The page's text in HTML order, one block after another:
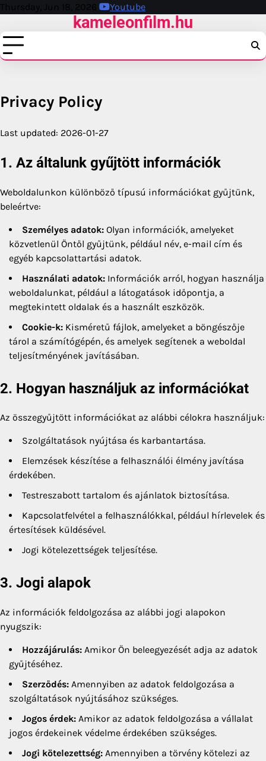
Skip
content
Thursday, Jun 18, 2026 Youtube
kameleonfilm.hu
Privacy Policy
Last updated: 2026-01-27
1. Az általunk gyűjtött információk
Weboldalunkon különböző típusú információkat gyűjtünk,
beleértve:
Személyes adatok: Olyan információk, amelyeket
közvetlenül Öntől gyűjtünk, például név, e-mail cím és
egyéb kapcsolattartási adatok.
Használati adatok: Információk arról, hogyan használja
weboldalunkat, például a látogatások időpontja, a
megtekintett oldalak és a használt eszközök.
Cookie-k: Kisméretű fájlok, amelyeket a böngészője
tárol a számítógépén, és amelyek segítenek a weboldal
teljesítményének javításában.
2. Hogyan használjuk az információkat
Az összegyűjtött információkat az alábbi célokra használjuk:
Szolgáltatások nyújtása és karbantartása.
Elemzések készítése a felhasználói élmény javítása
érdekében.
Testreszabott tartalom és ajánlatok biztosítása.
Kapcsolatfelvétel a felhasználókkal, például hírlevelek és
értesítések küldésével.
Jogi kötelezettségek teljesítése.
3. Jogi alapok
Az információk feldolgozása az alábbi jogi alapokon
nyugszik:
Hozzájárulás: Amikor Ön beleegyezését adja az adatok
gyűjtéséhez.
Szerződés: Amennyiben az adatok feldolgozása a
szolgáltatások nyújtásához szükséges.
Jogos érdek: Amikor az adatok feldolgozása a vállalat
jogos érdekeinek védelme érdekében szükséges.
Jogi kötelezettség: Amennyiben a törvény kötelezi az